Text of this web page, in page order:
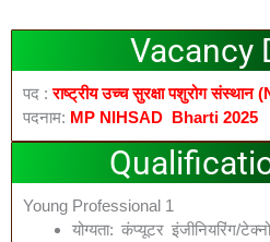
Vacancy
पद :राष्ट्रीय उच्च सुरक्षा पशुरोग संस्थान
पदनाम: MP NIHSAD Bharti 2025
Young Professional 1
योग्यता: कंप्यूटर इंजीनियरिंग/